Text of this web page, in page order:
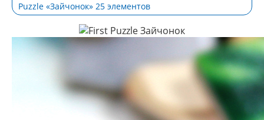
Puzzle «Зайчонок» 25 элементов